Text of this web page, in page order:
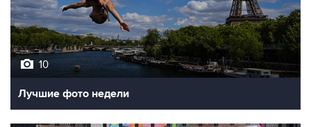
10
Лучшие фото недели